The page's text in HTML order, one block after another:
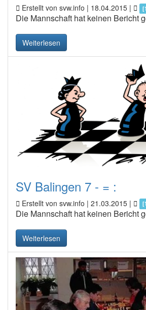
Erstellt von svw.info | 18.04.2015 |
Die Mannschaft hat keinen Bericht
Weiterlesen
SV Balingen 7 - = :
Erstellt von svw.info | 21.03.2015 |
Die Mannschaft hat keinen Bericht
Weiterlesen